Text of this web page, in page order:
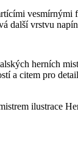
další vrstvu
herních
a citem pro
ilustrace